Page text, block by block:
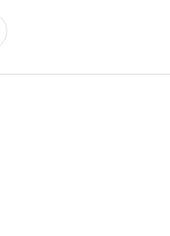
BARRA